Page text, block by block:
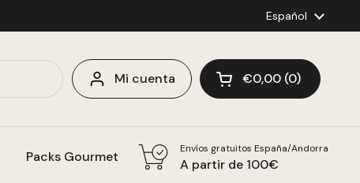
Idioma
Español
Mi cuenta Abrir carrito
€0,00 0
Packs Gourmet
Envíos gratuitos España/Andorra
A partir de 100€